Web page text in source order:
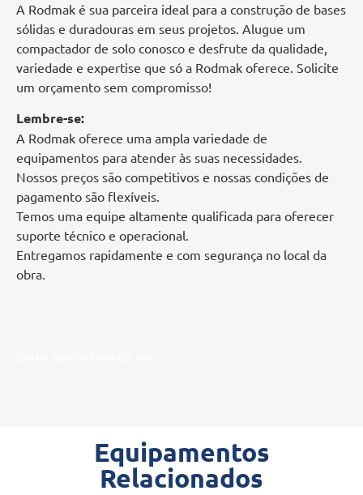
A Rodmak é sua parceira ideal para a construção de bases
sólidas e duradouras em seus projetos. Alugue um
compactador de solo conosco e desfrute da qualidade,
variedade e expertise que só a Rodmak oferece. Solicite
um orçamento sem compromisso!
Lembre-se:
A Rodmak oferece uma ampla variedade de
equipamentos para atender às suas necessidades.
Nossos preços são competitivos e nossas condições de
pagamento são flexíveis.
Temos uma equipe altamente qualificada para oferecer
suporte técnico e operacional.
Entregamos rapidamente e com segurança no local da
obra.
Equipamentos
Relacionados